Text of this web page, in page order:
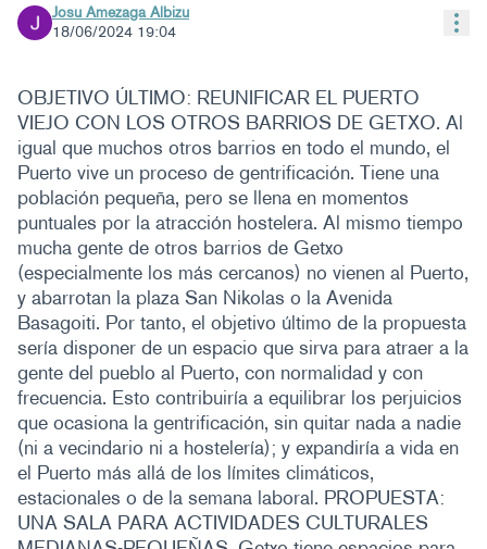
Josu Amezaga Albizu
18/06/2024 19:04
OBJETIVO ÚLTIMO: REUNIFICAR EL PUERTO
VIEJO CON LOS OTROS BARRIOS DE GETXO. Al
igual que muchos otros barrios en todo el mundo, el
Puerto vive un proceso de gentrificación. Tiene una
población pequeña, pero se llena en momentos
puntuales por la atracción hostelera. Al mismo tiempo
mucha gente de otros barrios de Getxo
(especialmente los más cercanos) no vienen al Puerto,
y abarrotan la plaza San Nikolas o la Avenida
Basagoiti. Por tanto, el objetivo último de la propuesta
sería disponer de un espacio que sirva para atraer a la
gente del pueblo al Puerto, con normalidad y con
frecuencia. Esto contribuiría a equilibrar los perjuicios
que ocasiona la gentrificación, sin quitar nada a nadie
(ni a vecindario ni a hostelería); y expandiría a vida en
el Puerto más allá de los límites climáticos,
estacionales o de la semana laboral. PROPUESTA:
UNA SALA PARA ACTIVIDADES CULTURALES